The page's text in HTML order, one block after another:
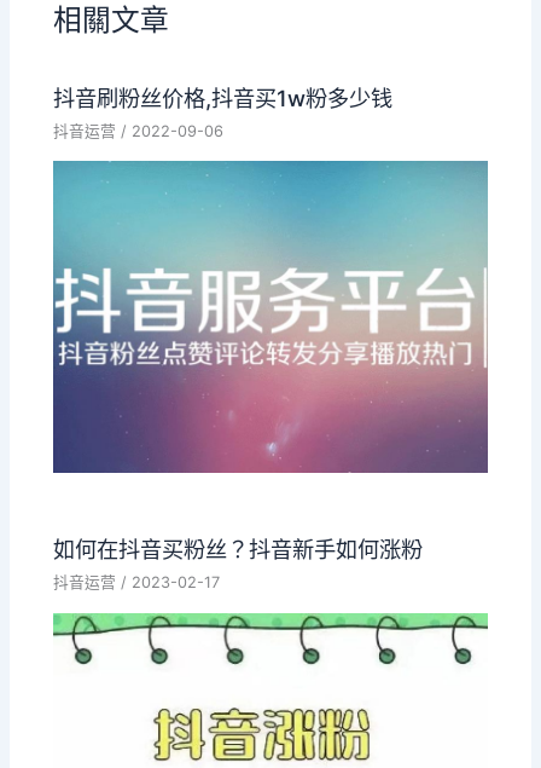
相關文章
抖音刷粉丝价格,抖音买1w粉多少钱
抖音运营 / 2022-09-06
如何在抖音买粉丝？抖音新手如何涨粉
抖音运营 / 2023-02-17